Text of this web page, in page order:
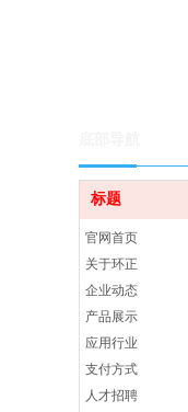
标题
官网首页
关于环正
企业动态
产品展示
应用行业
支付方式
人才招聘